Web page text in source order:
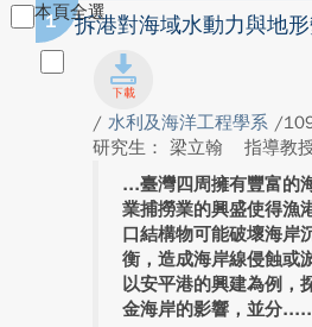
本頁全選
1 拆港對海域水動力與地
/ 水利及海洋工程學系 /
研究生： 梁立翰
指導教
臺灣四周擁有豐富的
業捕撈業的興盛使得漁
口結構物可能破壞海岸
衡，造成海岸線侵蝕或
以安平港的興建為例，
金海岸的影響，並分...